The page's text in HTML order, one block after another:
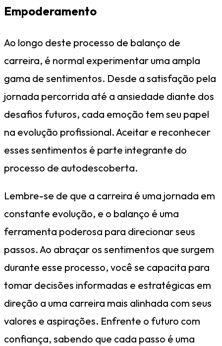
Empoderamento
Ao longo deste processo de balanço de
carreira, é normal experimentar uma ampla
gama de sentimentos. Desde a satisfação pela
jornada percorrida até a ansiedade diante dos
desafios futuros, cada emoção tem seu papel
na evolução profissional. Aceitar e reconhecer
esses sentimentos é parte integrante do
processo de autodescoberta.
Lembre-se de que a carreira é uma jornada em
constante evolução, e o balanço é uma
ferramenta poderosa para direcionar seus
passos. Ao abraçar os sentimentos que surgem
durante esse processo, você se capacita para
tomar decisões informadas e estratégicas em
direção a uma carreira mais alinhada com seus
valores e aspirações. Enfrente o futuro com
confiança, sabendo que cada passo é uma